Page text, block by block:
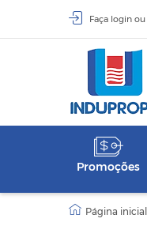
Faça login ou
Promoções